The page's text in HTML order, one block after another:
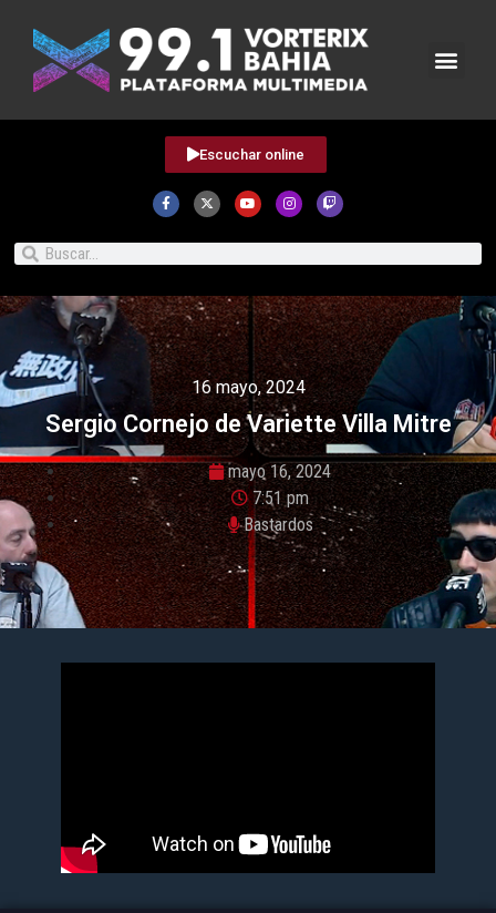
Escuchar online
16 mayo, 2024
Sergio Cornejo de Variette Villa Mitre
mayo 16, 2024
7:51 pm
Bastardos